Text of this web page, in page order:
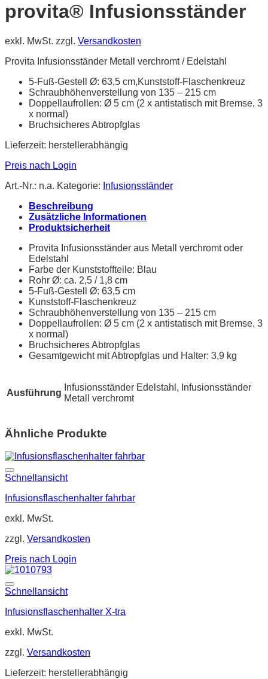
provita® Infusionsständer
exkl. MwSt. zzgl. Versandkosten
Provita Infusionsständer Metall verchromt / Edelstahl
5-Fuß-Gestell Ø: 63,5 cm,Kunststoff-Flaschenkreuz
Schraubhöhenverstellung von 135 – 215 cm
Doppellaufrollen: Ø 5 cm (2 x antistatisch mit Bremse, 3
x normal)
Bruchsicheres Abtropfglas
Lieferzeit: herstellerabhängig
Preis nach Login
Art.-Nr.: n.a. Kategorie: Infusionsständer
Beschreibung
Zusätzliche Informationen
Produktsicherheit
Provita Infusionsständer aus Metall verchromt oder
Edelstahl
Farbe der Kunststoffteile: Blau
Rohr Ø: ca. 2,5 / 1,8 cm
5-Fuß-Gestell Ø: 63,5 cm
Kunststoff-Flaschenkreuz
Schraubhöhenverstellung von 135 – 215 cm
Doppellaufrollen: Ø 5 cm (2 x antistatisch mit Bremse, 3
x normal)
Bruchsicheres Abtropfglas
Gesamtgewicht mit Abtropfglas und Halter: 3,9 kg
Ausführung
Infusionsständer Edelstahl, Infusionsständer
Metall verchromt
Ähnliche Produkte
Schnellansicht
Infusionsflaschenhalter fahrbar
exkl. MwSt.
zzgl. Versandkosten
Preis nach Login
Schnellansicht
Infusionsflaschenhalter X-tra
exkl. MwSt.
zzgl. Versandkosten
Lieferzeit: herstellerabhängig